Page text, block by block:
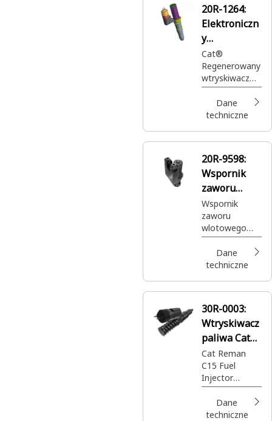
20R-1264:
Elektroniczn
y
wtryskiwacz
paliwa Cat®
Reman
Cat®
Regenerowany
wtryskiwacz
paliwa
dostarcza
paliwo pod
ciśnieniem do
Dane
techniczne
20R-9598:
Wspornik
zaworu
wlotowego
gazu (GAV)
Cat® Reman
Wspornik
zaworu
wlotowego
gazu (GAV)
Cat® Reman
(przemysłowy
G3600)
Dane
techniczne
30R-0003:
Wtryskiwacz
paliwa Cat®
C15 Reman
Cat Reman
C15 Fuel
Injector
(EI550) (EUI)
(ACERT)
Dane
techniczne